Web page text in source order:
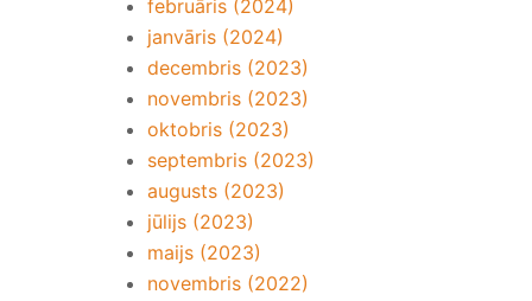
februāris (2024)
janvāris (2024)
decembris (2023)
novembris (2023)
oktobris (2023)
septembris (2023)
augusts (2023)
jūlijs (2023)
maijs (2023)
novembris (2022)